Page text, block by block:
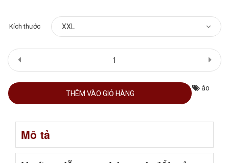
Kích thước
THÊM VÀO GIỎ HÀNG
áo
Mô tả